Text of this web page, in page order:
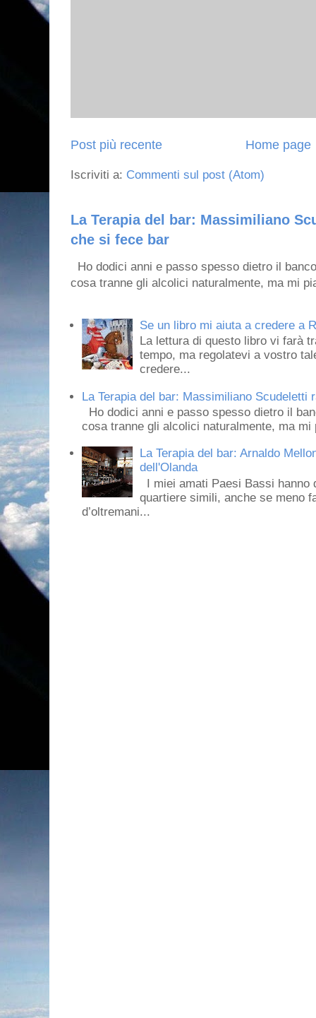
Post più recente Home page
Iscriviti a: Commenti sul post (Atom)
La Terapia del bar: Massimiliano
che si fece bar
Ho dodici anni e passo spesso dietro il
cosa tranne gli alcolici naturalmente, ma mi
Se un libro mi aiuta a credere a
La lettura di questo libro vi farà
tempo, ma regolatevi a vostro
credere...
La Terapia del bar: Massimiliano
Ho dodici anni e passo spesso dietro il
cosa tranne gli alcolici naturalmente, ma mi
La Terapia del bar: Arnaldo
dell'Olanda
I miei amati Paesi Bassi
quartiere simili, anche se meno
d’oltremani...